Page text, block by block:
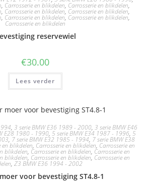
, Carrosserie en blikdelen, Carrosserie en blikdelen,
, Carrosserie en blikdelen, Carrosserie en blikdelen,
, Carrosserie en blikdelen, Carrosserie en blikdelen,
Carrosserie en blikdelen
reservewiel
€30.00
Lees verder
, 3 serie BMW E36 1989 - 2000, 3 serie BMW E46
E28 1980 - 1990, 5 serie BMW E34 1987 - 1996, 5
, 7 serie BMW E32 1985 - 1994, 7 serie BMW E38
en blikdelen, Carrosserie en blikdelen, Carrosserie en
blikdelen, Carrosserie en blikdelen, Carrosserie en
blikdelen, Carrosserie en blikdelen, Carrosserie en
, Z3 BMW E36 1994 - 2002
voor bevestiging ST4.8-1